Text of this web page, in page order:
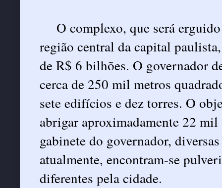
O complexo, que será
região central da capital
de R$ 6 bilhões. O governador
cerca de 250 mil metros
sete edifícios e dez torres. O
abrigar aproximadamente 22
gabinete do governador,
atualmente, encontram-se
diferentes pela cidade.